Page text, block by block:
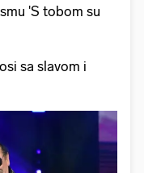
'S tobom su
sa slavom i